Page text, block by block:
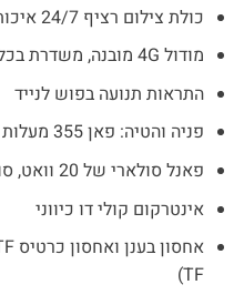
כולת צילום רציף 24/7 איכות 5MP
מודול 4G מובנה, משדרת בכל זמן מכל מקום
התראות תנועה בפוש לנייד
פניה והטיה: פאן 355 מעלות והטיה 100 מעלות
פאנל סולארי של 20 וואט, סוללות מובנות של 30000mAh
אינטרקום קולי דו כיווני
TF)